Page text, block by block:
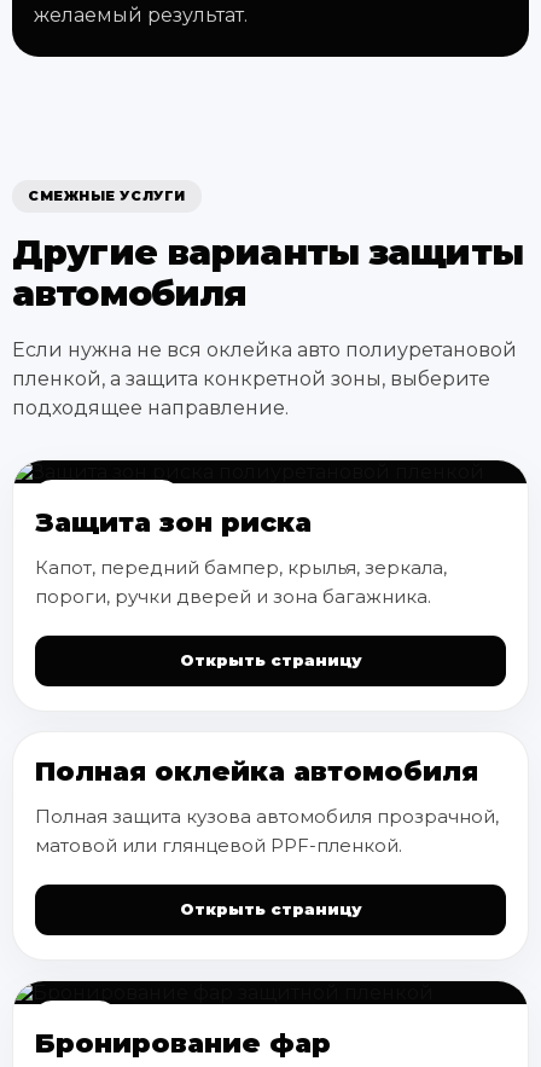
желаемый результат.
СМЕЖНЫЕ УСЛУГИ
Другие варианты защиты
автомобиля
Если нужна не вся оклейка авто полиуретановой
пленкой, а защита конкретной зоны, выберите
подходящее направление.
Защита зон риска
Капот, передний бампер, крылья, зеркала,
пороги, ручки дверей и зона багажника.
Открыть страницу
ВЕСЬ КУЗОВ
Полная оклейка автомобиля
Полная защита кузова автомобиля прозрачной,
матовой или глянцевой PPF-пленкой.
Открыть страницу
Бронирование фар